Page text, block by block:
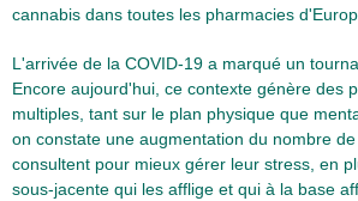
cannabis dans toutes les pharmacies
L'arrivée de la COVID-19 a marqué un
Encore aujourd'hui, ce contexte génère des
multiples, tant sur le plan physique que
on constate une augmentation du nombre
consultent pour mieux gérer leur stress, en
sous-jacente qui les afflige et qui à la base